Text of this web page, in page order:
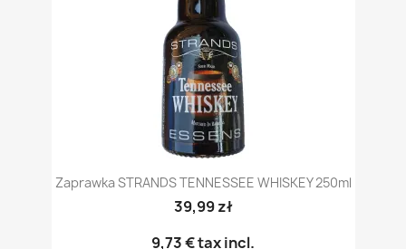
Zaprawka STRANDS TENNESSEE WHISKEY 250ml
39,99 zł
9,73 €tax incl.